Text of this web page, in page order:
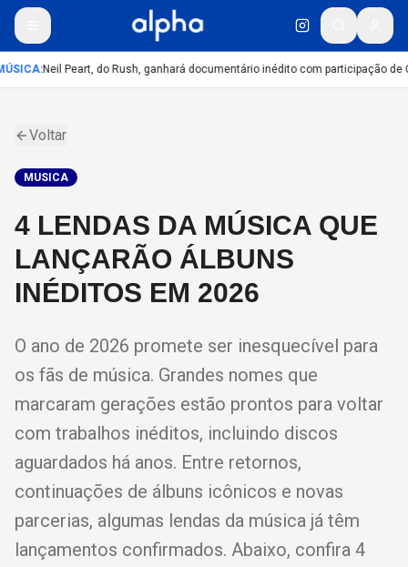
:Neil Peart, do Rush, ganhará documentário inédito com participação de
Voltar
MUSICA
4 LENDAS DA MÚSICA QUE
LANÇARÃO ÁLBUNS
INÉDITOS EM 2026
O ano de 2026 promete ser inesquecível para
os fãs de música. Grandes nomes que
marcaram gerações estão prontos para voltar
com trabalhos inéditos, incluindo discos
aguardados há anos. Entre retornos,
continuações de álbuns icônicos e novas
parcerias, algumas lendas da música já têm
lançamentos confirmados. Abaixo, confira 4